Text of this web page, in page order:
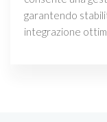
garantendo
integrazione